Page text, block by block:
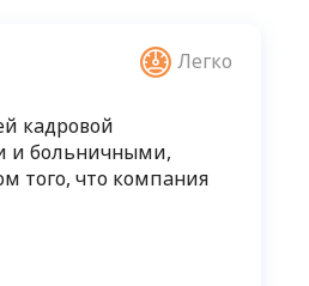
Легко
кадровой
и больничными,
того, что компания